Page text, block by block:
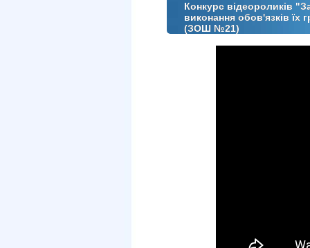
Конкурс відеороликів
виконання обов'язків
(ЗОШ №21)